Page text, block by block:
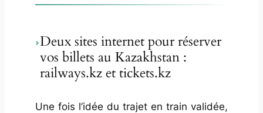
Deux sites internet pour réserver
vos billets au Kazakhstan :
railways.kz et tickets.kz
Une fois l’idée du trajet en train validée,